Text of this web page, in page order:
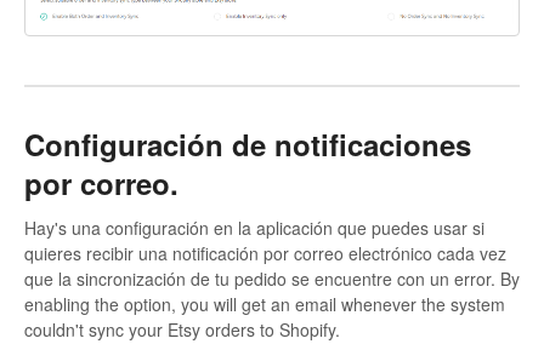
Configuración de notificaciones
por correo.
Hay's una configuración en la aplicación que puedes usar si
quieres recibir una notificación por correo electrónico cada vez
que la sincronización de tu pedido se encuentre con un error. By
enabling the option, you will get an email whenever the system
couldn't sync your Etsy orders to Shopify.